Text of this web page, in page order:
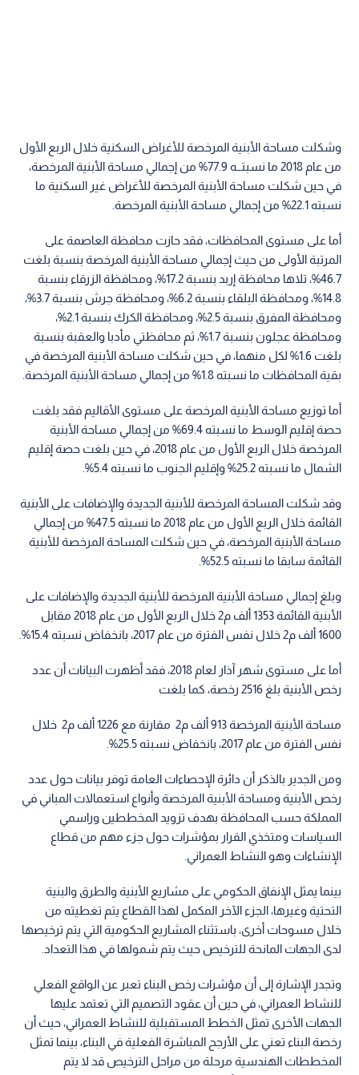
وشكلت مساحة الأبنية المرخصة للأغراض السكنية خلال الربع الأول
من عام 2018 ما نسبتــه 77.9% من إجمالي مساحة الأبنية المرخصة،
في حين شكلت مساحة الأبنية المرخصة للأغراض غير السكنية ما
نسبته 22.1% من إجمالي مساحة الأبنية المرخصة.
أما على مستوى المحافظات، فقد حازت محافظة العاصمة على
المرتبة الأولى من حيث إجمالي مساحة الأبنية المرخصة بنسبة بلغت
46.7%، تلاها محافظة إربد بنسبة 17.2%، ومحافظة الزرقاء بنسبة
14.8%، ومحافظة البلقاء بنسبة 6.2%، ومحافظة جرش بنسبة 3.7%،
ومحافظة المفرق بنسبة 2.5%، ومحافظة الكرك بنسبة 2.1%،
ومحافظة عجلون بنسبة 1.7%، ثم محافظتي مأدبا والعقبة بنسبة
بلغت 1.6% لكل منهما، في حين شكلت مساحة الأبنية المرخصة في
بقية المحافظات ما نسبته 1.8% من إجمالي مساحة الأبنية المرخصة.
أما توزيع مساحة الأبنية المرخصة على مستوى الأقاليم فقد بلغت
حصة إقليم الوسط ما نسبته 69.4% من إجمالي مساحة الأبنية
المرخصة خلال الربع الأول من عام 2018، في حين بلغت حصة إقليم
الشمال ما نسبته 25.2% وإقليم الجنوب ما نسبته 5.4%.
وقد شكلت المساحة المرخصة للأبنية الجديدة والإضافات على الأبنية
القائمة خلال الربع الأول من عام 2018 ما نسبته 47.5% من إجمالي
مساحة الأبنية المرخصة، في حين شكلت المساحة المرخصة للأبنية
القائمة سابقا ما نسبته 52.5%.
وبلغ إجمالي مساحة الأبنية المرخصة للأبنية الجديدة والإضافات على
الأبنية القائمة 1353 ألف م2 خلال الربع الأول من عام 2018 مقابل
1600 ألف م2 خلال نفس الفترة من عام 2017، بانخفاض نسبته 15.4%.
أما على مستوى شهر آذار لعام 2018، فقد أظهرت البيانات أن عدد
رخص الأبنية بلغ 2516 رخصة، كما بلغت
مساحة الأبنية المرخصة 913 ألف م2 مقارنة مع 1226 ألف م2 خلال
نفس الفترة من عام 2017، بانخفاض نسبته 25.5%.
ومن الجدير بالذكر أن دائرة الإحصاءات العامة توفر بيانات حول عدد
رخص الأبنية ومساحة الأبنية المرخصة وأنواع استعمالات المباني في
المملكة حسب المحافظة بهدف تزويد المخططين وراسمي
السياسات ومتخذي القرار بمؤشرات حول جزء مهم من قطاع
الإنشاءات وهو النشاط العمراني.
بينما يمثل الإنفاق الحكومي على مشاريع الأبنية والطرق والبنية
التحتية وغيرها، الجزء الآخر المكمل لهذا القطاع يتم تغطيته من
خلال مسوحات أخرى، باستثناء المشاريع الحكومية التي يتم ترخيصها
لدى الجهات المانحة للترخيص حيث يتم شمولها في هذا التعداد.
وتجدر الإشارة إلى أن مؤشرات رخص البناء تعبر عن الواقع الفعلي
للنشاط العمراني، في حين أن عقود التصميم التي تعتمد عليها
الجهات الأخرى تمثل الخطط المستقبلية للنشاط العمراني، حيث أن
رخصة البناء تعني على الأرجح المباشرة الفعلية في البناء، بينما تمثل
المخططات الهندسية مرحلة من مراحل الترخيص قد لا يتم